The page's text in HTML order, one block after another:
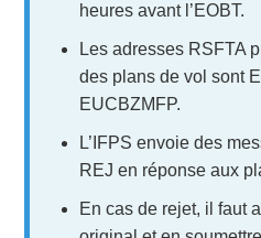
heures avant l’EOBT.
Les adresses RSFTA
des plans de vol sont
EUCBZMFP.
L’IFPS envoie des
REJ en réponse aux
En cas de rejet, il faut